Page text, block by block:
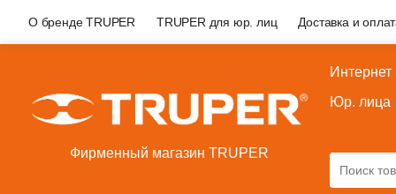
О бренде TRUPER TRUPER для юр. лиц Доставка и
Фирменный магазин TRUPER
Интернет
Юр. лица